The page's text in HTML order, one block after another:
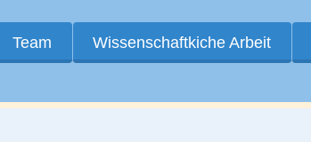
Team Wissenschaftkiche Arbeit